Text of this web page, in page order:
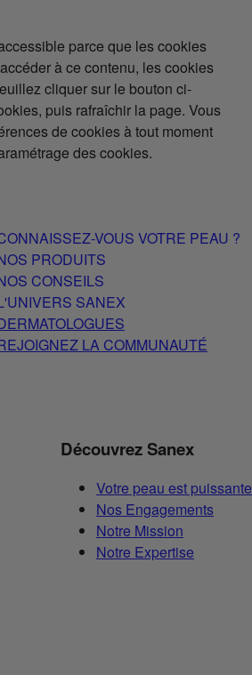
parce que les cookies
à ce contenu, les cookies
cliquer sur le bouton ci-
puis rafraîchir la page. Vous
de cookies à tout moment
des cookies.
VOUS VOTRE PEAU ?
PRODUITS
CONSEILS
SANEX
LA COMMUNAUTÉ
Découvrez Sanex
Votre peau est puissante
Nos Engagements
Notre Mission
Notre Expertise